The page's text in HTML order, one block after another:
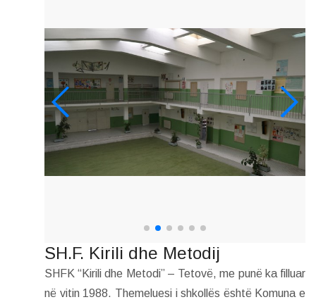
SH.F. Kirili dhe Metodij
SHFK “Kirili dhe Metodi” – Tetovë, me punë ka filluar
në vitin 1988. Themeluesi i shkollës është Komuna e